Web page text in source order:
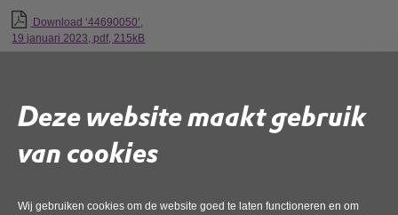
Deze website maakt gebruik
van cookies
Wij gebruiken cookies om de website goed te laten functioneren en om
Download ‘44690050’,
19 januari 2023, pdf, 215kB